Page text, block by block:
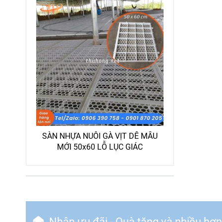
SÀN NHỰA NUÔI GÀ VỊT DÊ MẪU
MỚI 50x60 LỖ LỤC GIÁC